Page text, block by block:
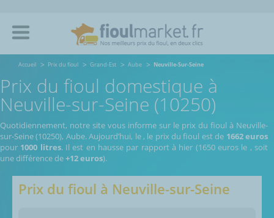
Accueil Prix du fioul Grand-Est Aube Neuville-Sur-Seine
Prix du fioul domestique à
Neuville-sur-Seine (10250)
Quotidiennement, notre site vous informe sur le prix du fioul à Neuville-
sur-Seine (10250), Aube.Aujourd’hui, le , le prix du fioul est de 1662 euros
pour 1000 litres. Il est en hausse par rapport à hier (1650 euros le , soit
une différence de+12 euros).
Prix du fioul à Neuville-sur-Seine